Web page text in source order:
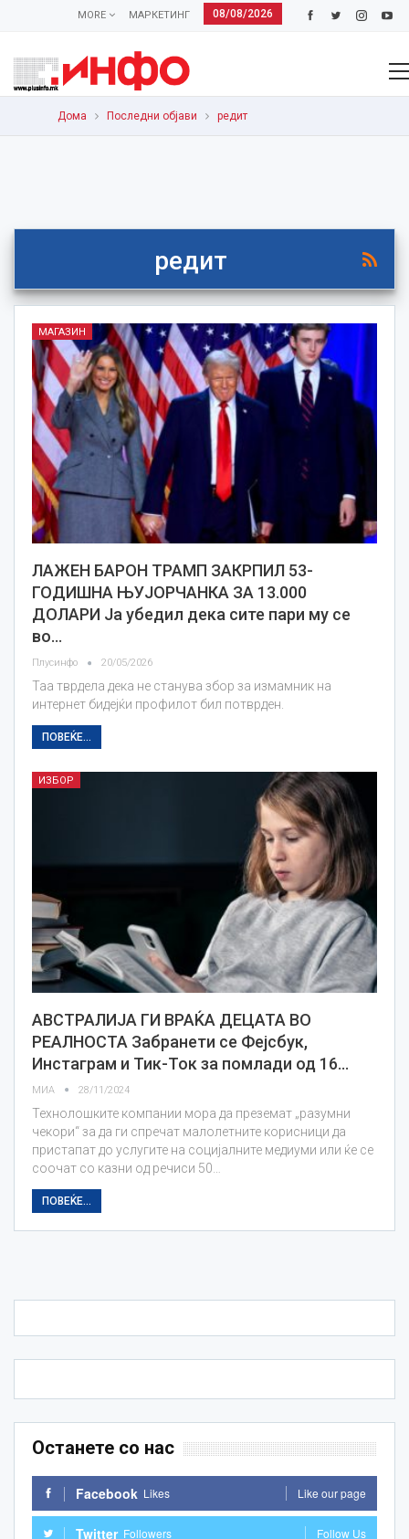
08/08/2026
МАРКЕТИНГ
MORE
Дома Последни објави редит
редит
МАГАЗИН
ЛАЖЕН БАРОН ТРАМП ЗАКРПИЛ 53-
ГОДИШНА ЊУЈОРЧАНКА ЗА 13.000
ДОЛАРИ Ја убедил дека сите пари му се
во…
Плусинфо 20/05/2026
Таа тврдела дека не станува збор за измамник на
интернет бидејќи профилот бил потврден.
ПОВЕЌЕ...
ИЗБОР
АВСТРАЛИЈА ГИ ВРАЌА ДЕЦАТА ВО
РЕАЛНОСТА Забранети се Фејсбук,
Инстаграм и Тик-Ток за помлади од 16…
МИА 28/11/2024
Технолошките компании мора да преземат „разумни
чекори“ за да ги спречат малолетните корисници да
пристапат до услугите на социјалните медиуми или ќе се
соочат со казни од речиси 50…
ПОВЕЌЕ...
Останете со нас
Facebook Likes Like our page
Twitter Followers Follow Us